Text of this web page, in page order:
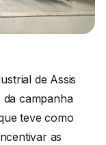
de Assis
campanha
teve como
as